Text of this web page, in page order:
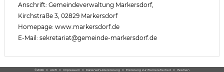
Anschrift: Gemeindeverwaltung Markersdorf,
Kirchstraße 3, 02829 Markersdorf
Homepage: www.markersdorf.de
E-Mail: sekretariat@gemeinde-markersdorf.de
©2026 chevron_right AGB chevron_right Impressum chevron_right Datenschutzerklärung chevron_right Erklärung zur Barrierefreiheit chevron_right Werben